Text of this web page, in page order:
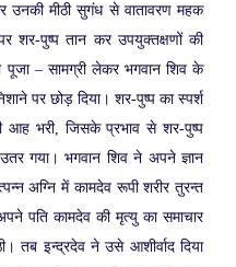
मीठी सुगंध से वातावरण महक
शर-पुष्प तान कर उपयुक्तक्षणों की
पूजा – सामग्री लेकर भगवान शिव के
पर छोड़ दिया। शर-पुष्प का स्पर्श
आह भरी, जिसके प्रभाव से शर-पुष्प
उतर गया। भगवान शिव ने अपने ज्ञान
अग्नि में कामदेव रूपी शरीर तुरन्त
पति कामदेव की मृत्यु का समाचार
तब इन्द्रदेव ने उसे आशीर्वाद दिया